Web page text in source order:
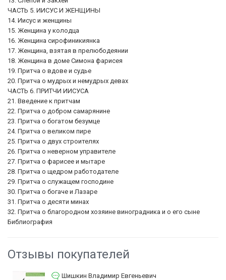
ЧАСТЬ 5. ИИСУС И ЖЕНЩИНЫ
14. Иисус и женщины
15. Женщина у колодца
16. Женщина сирофиникиянка
17. Женщина, взятая в прелюбодеянии
18. Женщина в доме Симона фарисея
19. Притча о вдове и судье
20. Притча о мудрых и немудрых девах
ЧАСТЬ 6. ПРИТЧИ ИИСУСА
21. Введение к притчам
22. Притча о добром самарянине
23. Притча о богатом безумце
24. Притча о великом пире
25. Притча о двух строителях
26. Притча о неверном управителе
27. Притча о фарисее и мытаре
28. Притча о щедром работодателе
29. Притча о служащем господине
30. Притча о богаче и Лазаре
31. Притча о десяти минах
32. Притча о благородном хозяине виноградника и о его сыне
Библиография
Отзывы покупателей
Шишкин Владимир Евгеньевич